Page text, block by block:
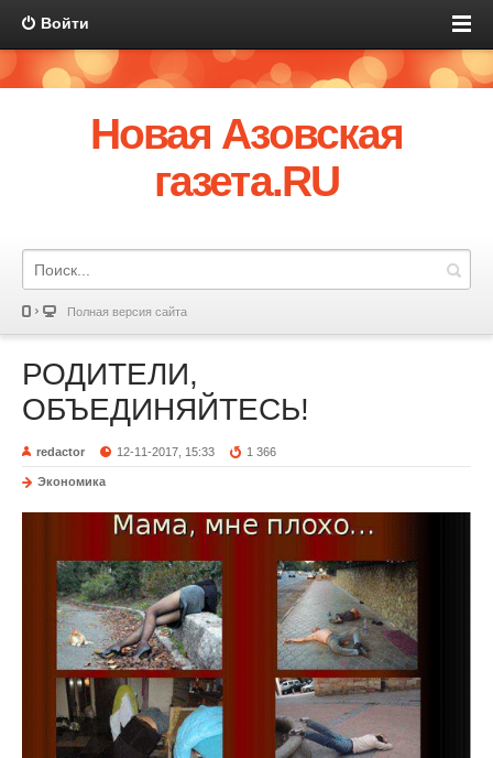
Войти
Новая Азовская
газета.RU
Полная версия сайта
РОДИТЕЛИ,
ОБЪЕДИНЯЙТЕСЬ!
redactor 12-11-2017, 15:33 1 366
Экономика